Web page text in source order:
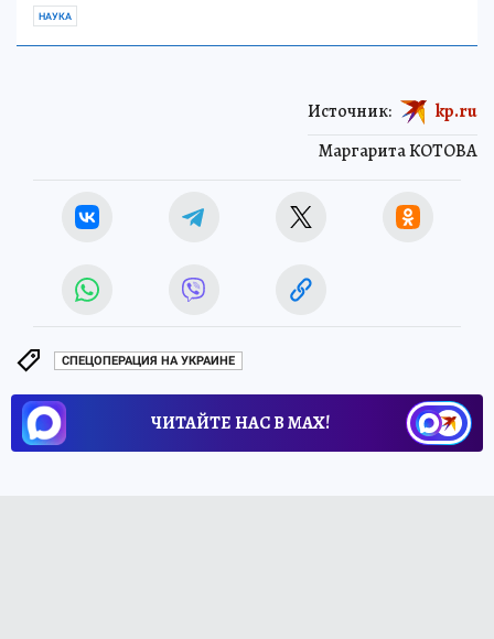
НАУКА
Маргарита КОТОВА
Источник: kp.ru
СПЕЦОПЕРАЦИЯ НА УКРАИНЕ
ЧИТАЙТЕ НАС В МАХ!